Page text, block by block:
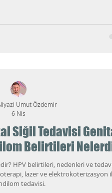
Siğil Tedavisi
Belirtileri
HPV belirtileri, nedenleri ve
lazer ve elektrokoterizasyon
tedavisi.
Umut Özdemir
6 Nis